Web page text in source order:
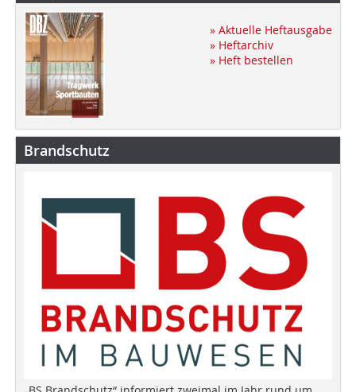
» Aktuelle Heftausgabe
» Heftarchiv
» Heft bestellen
Brandschutz